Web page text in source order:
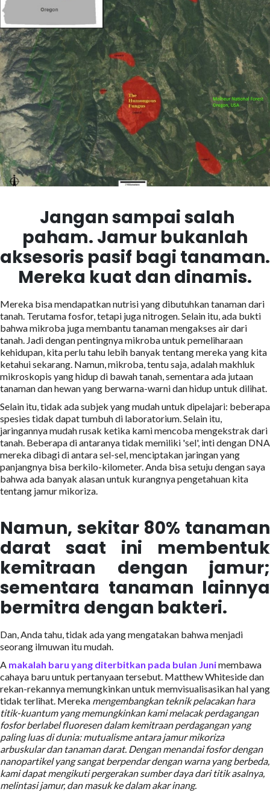
Jangan sampai salah
paham. Jamur bukanlah
aksesoris pasif bagi tanaman.
Mereka kuat dan dinamis.
Mereka bisa mendapatkan nutrisi yang dibutuhkan tanaman dari
tanah. Terutama fosfor, tetapi juga nitrogen. Selain itu, ada bukti
bahwa mikroba juga membantu tanaman mengakses air dari
tanah. Jadi dengan pentingnya mikroba untuk pemeliharaan
kehidupan, kita perlu tahu lebih banyak tentang mereka yang kita
ketahui sekarang. Namun, mikroba, tentu saja, adalah makhluk
mikroskopis yang hidup di bawah tanah, sementara ada jutaan
tanaman dan hewan yang berwarna-warni dan hidup untuk dilihat.
Selain itu, tidak ada subjek yang mudah untuk dipelajari: beberapa
spesies tidak dapat tumbuh di laboratorium. Selain itu,
jaringannya mudah rusak ketika kami mencoba mengekstrak dari
tanah. Beberapa di antaranya tidak memiliki 'sel', inti dengan DNA
mereka dibagi di antara sel-sel, menciptakan jaringan yang
panjangnya bisa berkilo-kilometer. Anda bisa setuju dengan saya
bahwa ada banyak alasan untuk kurangnya pengetahuan kita
tentang jamur mikoriza.
Namun, sekitar 80% tanaman
darat saat ini membentuk
kemitraan dengan jamur;
sementara tanaman lainnya
bermitra dengan bakteri.
Dan, Anda tahu, tidak ada yang mengatakan bahwa menjadi
seorang ilmuwan itu mudah.
A makalah baru yang diterbitkan pada bulan Junimembawa
cahaya baru untuk pertanyaan tersebut. Matthew Whiteside dan
rekan-rekannya memungkinkan untuk memvisualisasikan hal yang
tidak terlihat. Mereka mengembangkan teknik pelacakan hara
titik-kuantum yang memungkinkan kami melacak perdagangan
fosfor berlabel fluoresen dalam kemitraan perdagangan yang
paling luas di dunia: mutualisme antara jamur mikoriza
arbuskular dan tanaman darat. Dengan menandai fosfor dengan
nanopartikel yang sangat berpendar dengan warna yang berbeda,
kami dapat mengikuti pergerakan sumber daya dari titik asalnya,
melintasi jamur, dan masuk ke dalam akar inang.